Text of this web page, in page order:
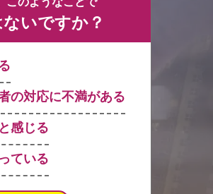
いですか？
の対応に不満がある
感じる
ている